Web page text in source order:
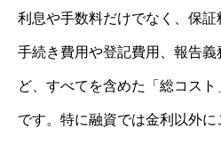
利息や手数料だけでなく、保
手続き費用や登記費用、報告
ど、すべてを含めた「総コス
です。特に融資では金利以外